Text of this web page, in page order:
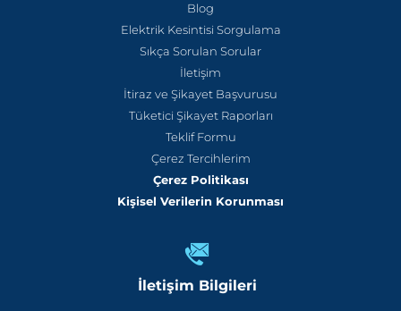
Blog
Elektrik Kesintisi Sorgulama
Sıkça Sorulan Sorular
İletişim
İtiraz ve Şikayet Başvurusu
Tüketici Şikayet Raporları
Teklif Formu
Çerez Tercihlerim
Çerez Politikası
Kişisel Verilerin Korunması
İletişim Bilgileri